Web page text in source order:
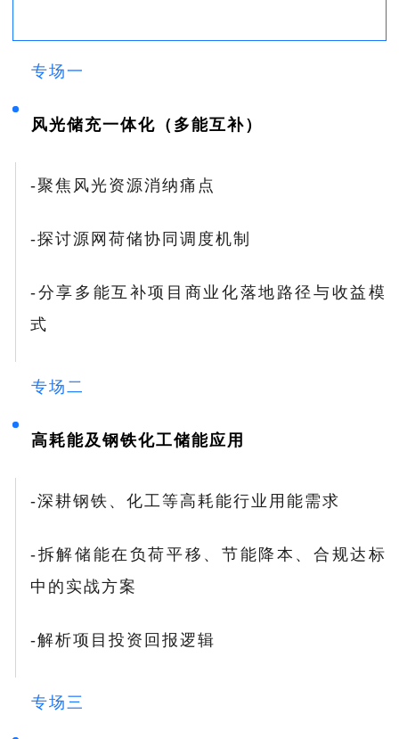
专场一
风光储充一体化 （多能互补）
-聚焦风光资源消纳痛点
-探讨源网荷储协同调度机制
-分享多能互补项目商业化落地路径与收益模
式
专场二
高耗能及钢铁化工储能应用
-深耕钢铁、化工等高耗能行业用能需求
-拆解储能在 负荷平移 、节能降本、合规达标
中的实战方案
-解析项目投资回报逻辑
专场三